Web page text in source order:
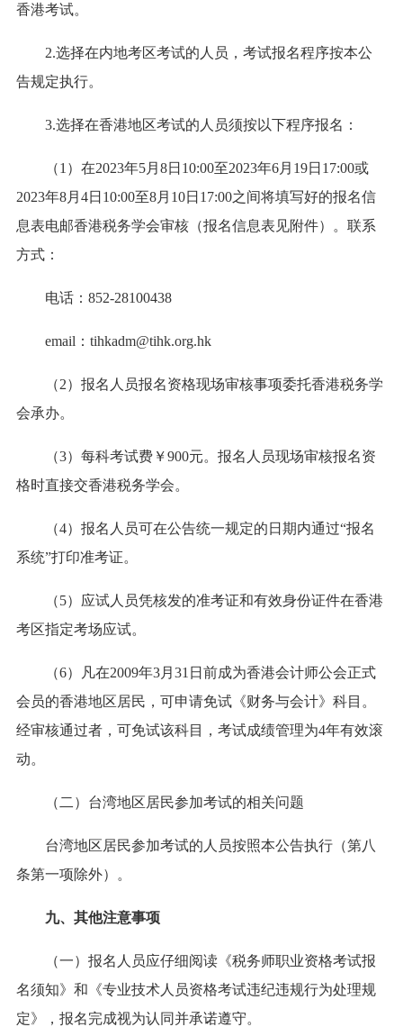
香港考试。
2.选择在内地考区考试的人员，考试报名程序按本公
告规定执行。
3.选择在香港地区考试的人员须按以下程序报名：
（1）在2023年5月8日10:00至2023年6月19日17:00或
2023年8月4日10:00至8月10日17:00之间将填写好的报名信
息表电邮香港税务学会审核（报名信息表见附件）。联系
方式：
电话：852-28100438
email：tihkadm@tihk.org.hk
（2）报名人员报名资格现场审核事项委托香港税务学
会承办。
（3）每科考试费￥900元。报名人员现场审核报名资
格时直接交香港税务学会。
（4）报名人员可在公告统一规定的日期内通过“报名
系统”打印准考证。
（5）应试人员凭核发的准考证和有效身份证件在香港
考区指定考场应试。
（6）凡在2009年3月31日前成为香港会计师公会正式
会员的香港地区居民，可申请免试《财务与会计》科目。
经审核通过者，可免试该科目，考试成绩管理为4年有效滚
动。
（二）台湾地区居民参加考试的相关问题
台湾地区居民参加考试的人员按照本公告执行（第八
条第一项除外）。
九、其他注意事项
（一）报名人员应仔细阅读《税务师职业资格考试报
名须知》和《专业技术人员资格考试违纪违规行为处理规
定》，报名完成视为认同并承诺遵守。